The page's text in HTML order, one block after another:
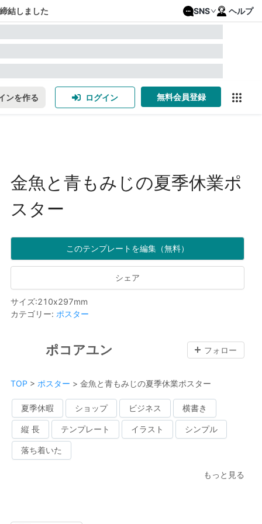
結しました SNS ヘルプ
ンを作る ログイン 無料会員登録
金魚と青もみじの夏季休業ポ
スター
このテンプレートを編集（無料）
シェア
サイズ:210x297mm
カテゴリー: ポスター
ポコアユン フォロー
TOP > ポスター > 金魚と青もみじの夏季休業ポスター
夏季休暇 ショップ ビジネス 横書き
縦 長 テンプレート イラスト シンプル
落ち着いた
もっと見る